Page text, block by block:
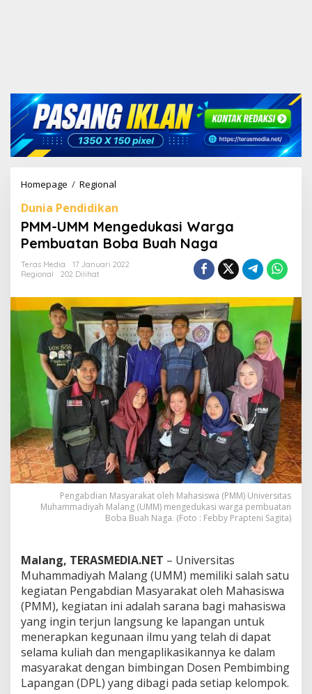
Homepage / Regional
M
-
U
M
M
n
g
e
d
u
k
a
s
i
W
a
g
a
P
e
m
b
u
a
n
B
o
b
a
B
u
h
N
Dunia Pendidikan
PMM-UMM Mengedukasi Warga
Pembuatan Boba Buah Naga
Teras Media
17 Januari 2022
Regional
202 Dilihat
Pengabdian Masyarakat oleh Mahasiswa (PMM) Universitas
Muhammadiyah Malang (UMM) mengedukasi warga pembuatan
Boba Buah Naga. (Foto : Febby Prapteni Sagita)
Malang, TERASMEDIA.NET – Universitas
Muhammadiyah Malang (UMM) memiliki salah satu
kegiatan Pengabdian Masyarakat oleh Mahasiswa
(PMM), kegiatan ini adalah sarana bagi mahasiswa
yang ingin terjun langsung ke lapangan untuk
menerapkan kegunaan ilmu yang telah di dapat
selama kuliah dan mengaplikasikannya ke dalam
masyarakat dengan bimbingan Dosen Pembimbing
Lapangan (DPL) yang dibagi pada setiap kelompok.